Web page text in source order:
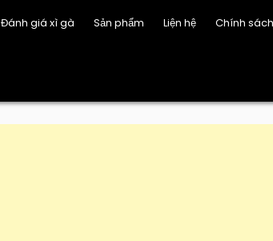
Đánh giá xì gà Sản phẩm Liện hệ Chính